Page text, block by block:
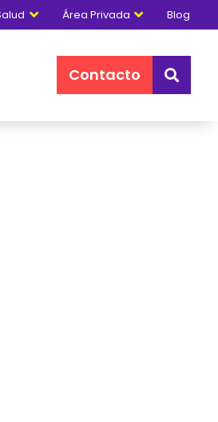
 
Área Privada Blog
Contacto 